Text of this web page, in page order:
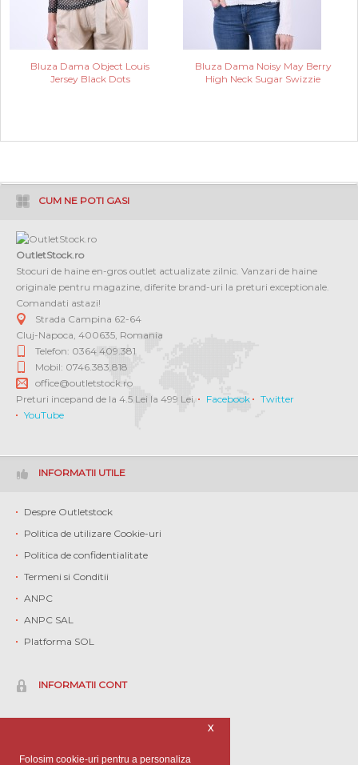
Folosim cookie-uri pentru a personaliza
X
Bluza Dama Object Louis
Jersey Black Dots
Bluza Dama Noisy May Berry
High Neck Sugar Swizzie
CUM NE POTI GASI
OutletStock.ro
Stocuri de haine en-gros outlet actualizate zilnic. Vanzari de haine
originale pentru magazine, diferite brand-uri la preturi exceptionale.
Comandati astazi!
Strada Campina 62-64
Cluj-Napoca 400635 Romania
Telefon: 0364 409.381
Mobil: 0746.383.818
office@outletstock.ro
Preturi incepand de la 4.5 Lei la 499 Lei.
Facebook
Twitter
YouTube
INFORMATII UTILE
Despre Outletstock
Politica de utilizare Cookie-uri
Politica de confidentialitate
Termeni si Conditii
ANPC
ANPC SAL
Platforma SOL
INFORMATII CONT